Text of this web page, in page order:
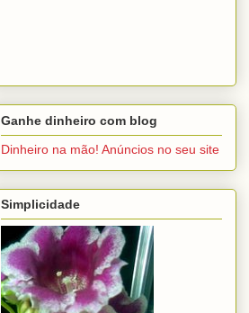
Ganhe dinheiro com blog
Dinheiro na mão! Anúncios no seu site
Simplicidade